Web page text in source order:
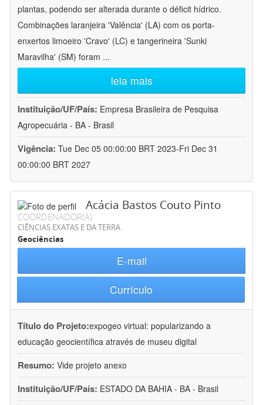
plantas, podendo ser alterada durante o déficit hídrico.
Combinações laranjeira 'Valência' (LA) com os porta-
enxertos limoeiro 'Cravo' (LC) e tangerineira 'Sunki
Maravilha' (SM) foram ...
leia mais
Instituição/UF/País: Empresa Brasileira de Pesquisa
Agropecuária - BA - Brasil
Vigência: Tue Dec 05 00:00:00 BRT 2023-Fri Dec 31
00:00:00 BRT 2027
Acácia Bastos Couto Pinto
COORDENADOR(A)
CIÊNCIAS EXATAS E DA TERRA
Geociências
E-mail
Currículo
Título do Projeto:expogeo virtual: popularizando a
educação geocientífica através de museu digital
Resumo: Vide projeto anexo
Instituição/UF/País: ESTADO DA BAHIA - BA - Brasil